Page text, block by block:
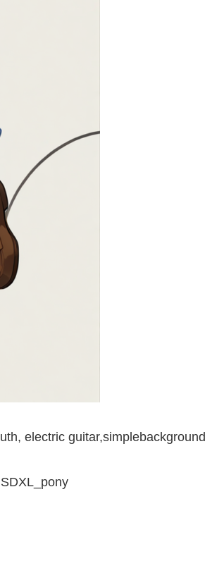
electric guitar,simplebackground